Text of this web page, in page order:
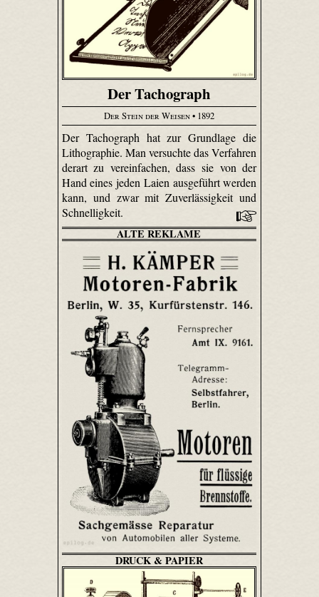
Der Tachograph
Der Stein der Weisen• 1892
Der Tachograph hat zur Grundlage die
Lithographie. Man versuchte das Verfahren
derart zu vereinfachen, dass sie von der
Hand eines jeden Laien ausgeführt werden
kann, und zwar mit Zuverlässigkeit und
Schnelligkeit.
ALTE REKLAME
DRUCK & PAPIER